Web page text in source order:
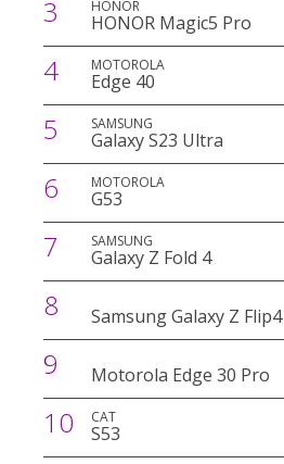
3 HONOR
HONOR Magic5 Pro
4 MOTOROLA
Edge 40
5 SAMSUNG
Galaxy S23 Ultra
6 MOTOROLA
G53
7 SAMSUNG
Galaxy Z Fold 4
8 Samsung Galaxy Z Flip4
9 Motorola Edge 30 Pro
10 CAT
S53